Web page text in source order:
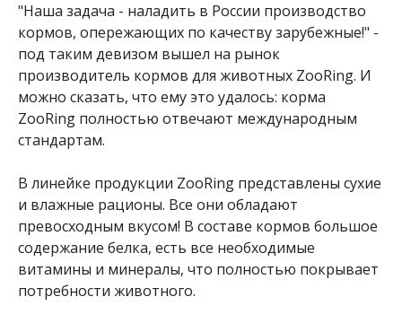
"Наша задача - наладить в России производство
кормов, опережающих по качеству зарубежные!" -
под таким девизом вышел на рынок
производитель кормов для животных ZooRing. И
можно сказать, что ему это удалось: корма
ZooRing полностью отвечают международным
стандартам.
В линейке продукции ZooRing представлены сухие
и влажные рационы. Все они обладают
превосходным вкусом! В составе кормов большое
содержание белка, есть все необходимые
витамины и минералы, что полностью покрывает
потребности животного.